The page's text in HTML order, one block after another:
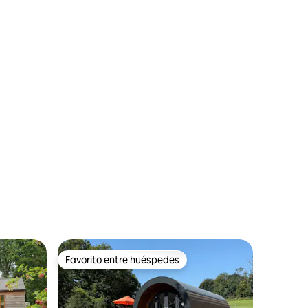
Favorito entre huéspedes
Favorito entre huéspedes